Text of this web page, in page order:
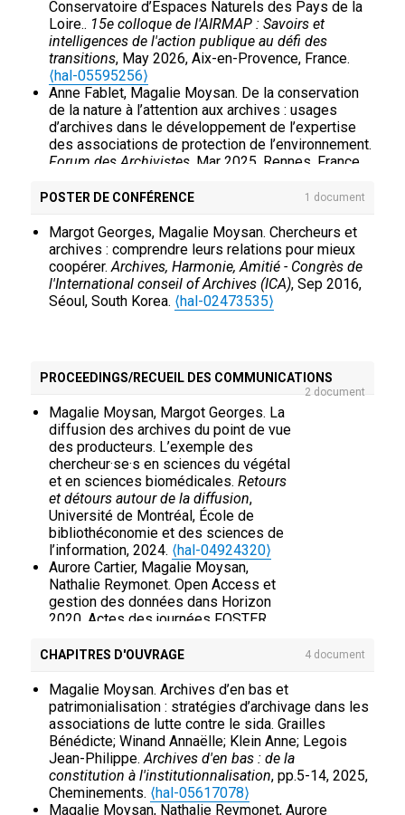
Archives, 2016, 243, pp.53-63.
⟨10.3406/gazar.2016.5376⟩.⟨hal-01257170v2⟩
Aurore Cartier, Nathalie Reymonet, Magalie
Moysan. Le data management plan : un outil pour
l’open access et l’archivage des données de
recherche.Archiviste ! La lettre de l'association des
archivistes français, 2015, 115, pp.29. ⟨hal-
01241196⟩
Charlotte Maday, Magalie Moysan. Records
management for scientific data.Archives and
⟨10.1080/01576895.2014.911686⟩
Conservatoire d’Espaces Naturels des Pays de la
Loire.. 15e colloque de l'AIRMAP : Savoirs et
intelligences de l'action publique au défi des
transitions, May 2026, Aix-en-Provence, France.
⟨hal-05595256⟩
Anne Fablet, Magalie Moysan. De la conservation
de la nature à l’attention aux archives : usages
d’archives dans le développement de l’expertise
des associations de protection de l’environnement.
Forum des Archivistes , Mar 2025, Rennes, France.
Margot Georges, Magalie Moysan. La diffusion des
L’exemple des chercheur·euse·s en sciences du
végétal et en sciences biomédicales.Retour et
détour autour de la diffusion, Groupe
interdisciplinaire de recherche en archivistique
(GIRA), Mar 2023, Montréal Québec, Canada.
freins à l'accès aux archives, entre contraintes
métier et régulations sociales.Archives et
transparence : une ambition citoyenne. Forum de
l’association des archivistes français, Apr 2019,
Saint-Etienne, France.⟨hal-02512796⟩
Magalie Moysan, Margot Georges. When French
archivists speak about researchers and their
archives: a textual analysis.Second Workshop on
Scientific Archives, Aug 2018, Washington, France.
⟨hal-02569906⟩
Magalie Moysan, Margot Georges, Charly Jollivet,
Damien Hamard, Jean-Philippe Legois. Le doctorat
en archivistique.La recherche en archivistique :
qu’en est-il aujourd’hui ? XVe journée
d’archivistique d’Angers2017-02-03, Université
d'Angers, Feb 2017, Angers, France.
Aurore Cartier, Magalie Moysan, Nathalie
des données de la recherche dans une
communauté d’universités.Journée sur les
données de la recherche, ADBS, Jan 2015, Paris,
France.⟨hal-01138663⟩
POSTER DE CONFÉRENCE 1 document
Margot Georges, Magalie Moysan. Chercheurs et
archives : comprendre leurs relations pour mieux
coopérer.Archives, Harmonie, Amitié - Congrès de
l'International conseil of Archives (ICA), Sep 2016,
Séoul, South Korea. ⟨hal-02473535⟩
PROCEEDINGS/RECUEIL DES COMMUNICATIONS
2 document
Magalie Moysan, Margot Georges. La
diffusion des archives du point de vue
des producteurs. L’exemple des
chercheur·se·s en sciences du végétal
et en sciences biomédicales.Retours
et détours autour de la diffusion,
Université de Montréal, École de
bibliothéconomie et des sciences de
l’information, 2024. ⟨hal-04924320⟩
Aurore Cartier, Magalie Moysan,
Nathalie Reymonet. Open Access et
gestion des données dans Horizon
2020. Actes des journées FOSTER
juin 2015. FOSTER Facilitate Open
Research « Open Access et gestion des
données dans Horizon 2020 » , Jun
2015, Paris, France. 2015,
⟨10.5281/zenodo.35071⟩.⟨hal-
01176555⟩
CHAPITRES D'OUVRAGE 4 document
Magalie Moysan. Archives d’en bas et
patrimonialisation : stratégies d’archivage dans les
associations de lutte contre le sida. Grailles
Bénédicte; Winand Annaëlle; Klein Anne; Legois
Jean-Philippe.Archives d'en bas : de la
constitution à l'institutionnalisation, pp.5-14, 2025,
Cheminements. ⟨hal-05617078⟩
Magalie Moysan, Nathalie Reymonet, Aurore